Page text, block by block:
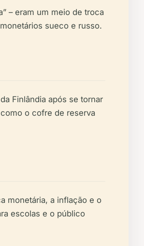
– eram um meio de troca
sueco e russo.
Finlândia após se tornar
o cofre de reserva
monetária, a inflação e o
escolas e o público